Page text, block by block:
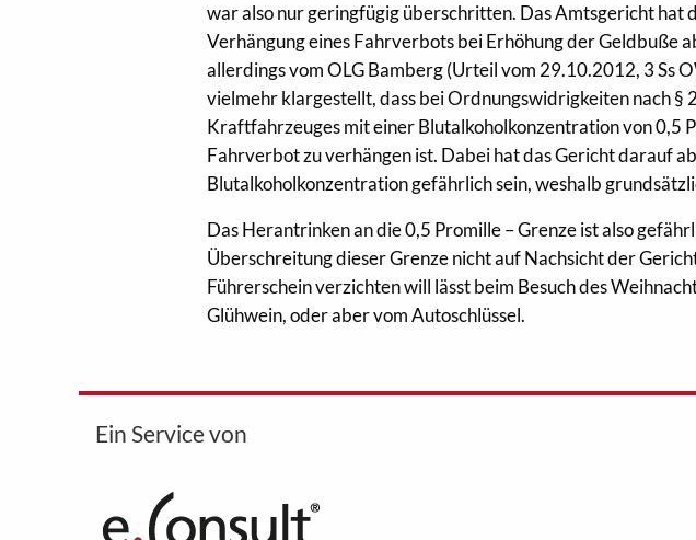
war also nur geringfügig überschritten. Das Amtsgericht hat
Verhängung eines Fahrverbots bei Erhöhung der Geldbuße
allerdings vom OLG Bamberg (Urteil vom 29.10.2012, 3 Ss
vielmehr klargestellt, dass bei Ordnungswidrigkeiten nach §
Kraftfahrzeuges mit einer Blutalkoholkonzentration von 0,5
Fahrverbot zu verhängen ist. Dabei hat das Gericht darauf
Blutalkoholkonzentration gefährlich sein, weshalb
Das Herantrinken an die 0,5 Promille – Grenze ist also
Überschreitung dieser Grenze nicht auf Nachsicht der
Führerschein verzichten will lässt beim Besuch des
Glühwein, oder aber vom Autoschlüssel.
Ein Service von